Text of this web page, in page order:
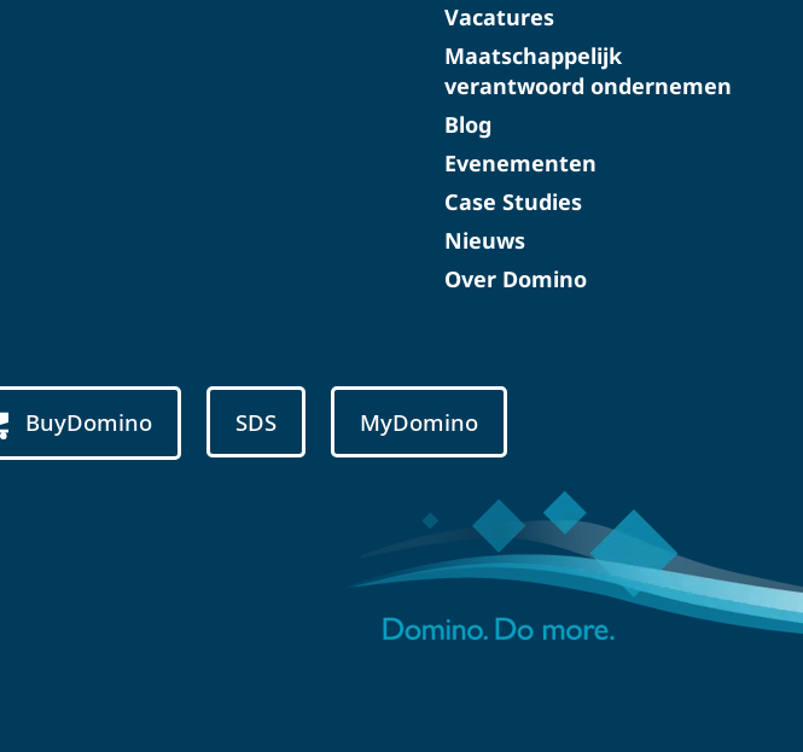
Vacatures
Maatschappelijk
verantwoord ondernemen
Blog
Evenementen
Case Studies
Nieuws
Over Domino
BuyDomino SDS MyDomino